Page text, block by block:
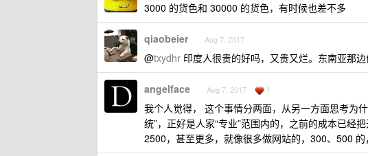
3000 的货色和 30000 的货色，有时候也差不多
qiaobeier Aug 7, 2017
@txydhr 印度人很贵的好吗，又贵又烂。东南亚那边
angelface Aug 7, 2017 1
我个人觉得， 这个事情分两面，从另一方面思考为
统”，正好是人家“专业”范围内的，之前的成本已经
2500，甚至更多，就像很多做网站的，300、500